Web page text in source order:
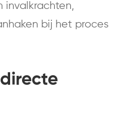
invalkrachten,
bij het proces